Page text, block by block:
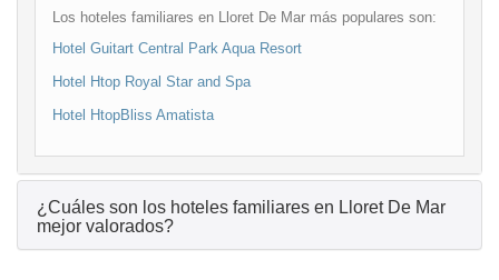
Los hoteles familiares en Lloret De Mar más populares son:
Hotel Guitart Central Park Aqua Resort
Hotel Htop Royal Star and Spa
Hotel HtopBliss Amatista
¿Cuáles son los hoteles familiares en Lloret De Mar
mejor valorados?